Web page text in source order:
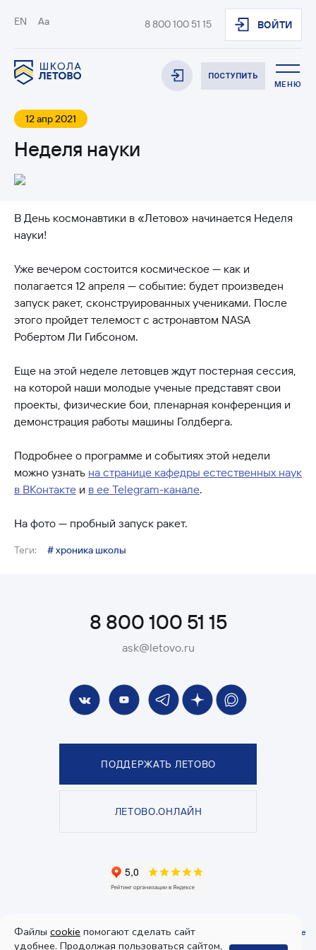
EN Aa 8 800 100 51 15 ВОЙТИ
ПОСТУПИТЬ
МЕНЮ
12 апр 2021
Неделя науки
В День космонавтики в «Летово» начинается Неделя
науки!
Уже вечером состоится космическое — как и
полагается 12 апреля — событие: будет произведен
запуск ракет, сконструированных учениками. После
этого пройдет телемост с астронавтом NASA
Робертом Ли Гибсоном.
Еще на этой неделе летовцев ждут постерная сессия,
на которой наши молодые ученые представят свои
проекты, физические бои, пленарная конференция и
демонстрация работы машины Голдберга.
Подробнее о программе и событиях этой недели
можно узнать на странице кафедры естественных наук
в ВКонтакте и в ее Telegram-канале.
На фото — пробный запуск ракет.
Теги: # хроника школы
8 800 100 51 15
ask@letovo.ru
ПОДДЕРЖАТЬ ЛЕТОВО
ЛЕТОВО.ОНЛАЙН
Политика конфиденциальностиипользовательское соглашение
Согласие
на получение рекламы
Файлы cookie помогают сделать сайт
удобнее. Продолжая пользоваться сайтом,